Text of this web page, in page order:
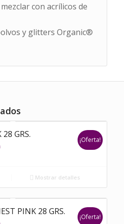
con acrílicos de
y glitters Organic®
GRS.
¡Oferta!
Mostrar detalles
PINK 28 GRS.
¡Oferta!